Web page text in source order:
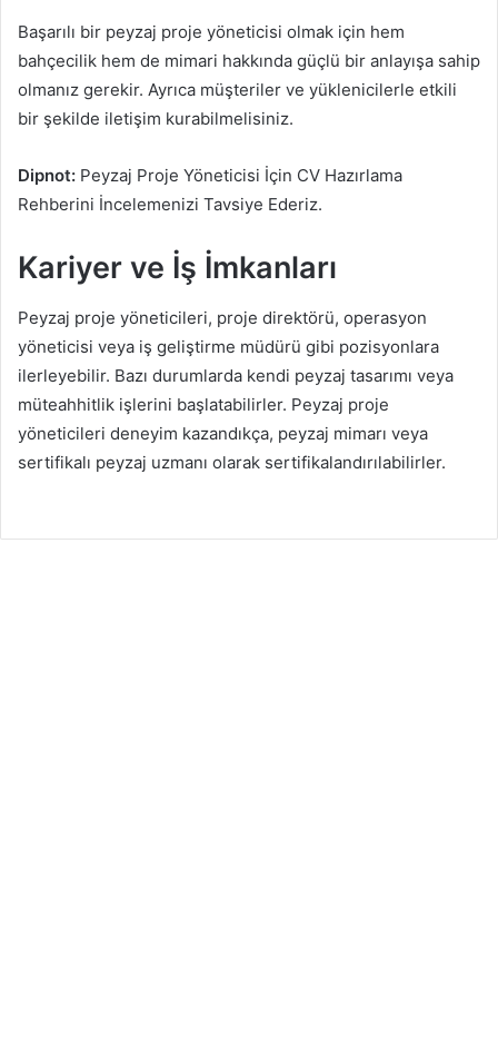
Başarılı bir peyzaj proje yöneticisi olmak için hem
bahçecilik hem de mimari hakkında güçlü bir anlayışa sahip
olmanız gerekir. Ayrıca müşteriler ve yüklenicilerle etkili
bir şekilde iletişim kurabilmelisiniz.
Dipnot: Peyzaj Proje Yöneticisi İçin CV Hazırlama
Rehberini İncelemenizi Tavsiye Ederiz.
Kariyer ve İş İmkanları
Peyzaj proje yöneticileri, proje direktörü, operasyon
yöneticisi veya iş geliştirme müdürü gibi pozisyonlara
ilerleyebilir. Bazı durumlarda kendi peyzaj tasarımı veya
müteahhitlik işlerini başlatabilirler. Peyzaj proje
yöneticileri deneyim kazandıkça, peyzaj mimarı veya
sertifikalı peyzaj uzmanı olarak sertifikalandırılabilirler.